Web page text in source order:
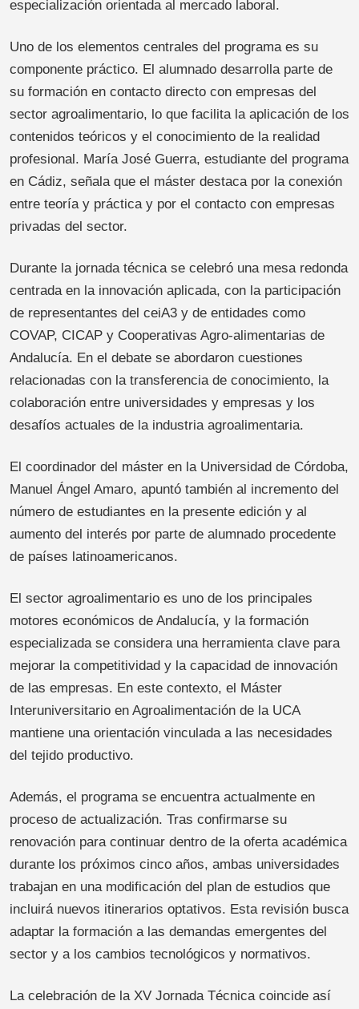
especialización orientada al mercado laboral.
Uno de los elementos centrales del programa es su
componente práctico. El alumnado desarrolla parte de
su formación en contacto directo con empresas del
sector agroalimentario, lo que facilita la aplicación de los
contenidos teóricos y el conocimiento de la realidad
profesional. María José Guerra, estudiante del programa
en Cádiz, señala que el máster destaca por la conexión
entre teoría y práctica y por el contacto con empresas
privadas del sector.
Durante la jornada técnica se celebró una mesa redonda
centrada en la innovación aplicada, con la participación
de representantes del ceiA3 y de entidades como
COVAP, CICAP y Cooperativas Agro-alimentarias de
Andalucía. En el debate se abordaron cuestiones
relacionadas con la transferencia de conocimiento, la
colaboración entre universidades y empresas y los
desafíos actuales de la industria agroalimentaria.
El coordinador del máster en la Universidad de Córdoba,
Manuel Ángel Amaro, apuntó también al incremento del
número de estudiantes en la presente edición y al
aumento del interés por parte de alumnado procedente
de países latinoamericanos.
El sector agroalimentario es uno de los principales
motores económicos de Andalucía, y la formación
especializada se considera una herramienta clave para
mejorar la competitividad y la capacidad de innovación
de las empresas. En este contexto, el Máster
Interuniversitario en Agroalimentación de la UCA
mantiene una orientación vinculada a las necesidades
del tejido productivo.
Además, el programa se encuentra actualmente en
proceso de actualización. Tras confirmarse su
renovación para continuar dentro de la oferta académica
durante los próximos cinco años, ambas universidades
trabajan en una modificación del plan de estudios que
incluirá nuevos itinerarios optativos. Esta revisión busca
adaptar la formación a las demandas emergentes del
sector y a los cambios tecnológicos y normativos.
La celebración de la XV Jornada Técnica coincide así